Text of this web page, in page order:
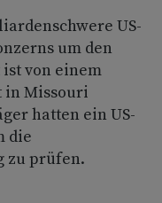
US-
um den
von einem
in Missouri
hatten ein US-
die
zu prüfen.